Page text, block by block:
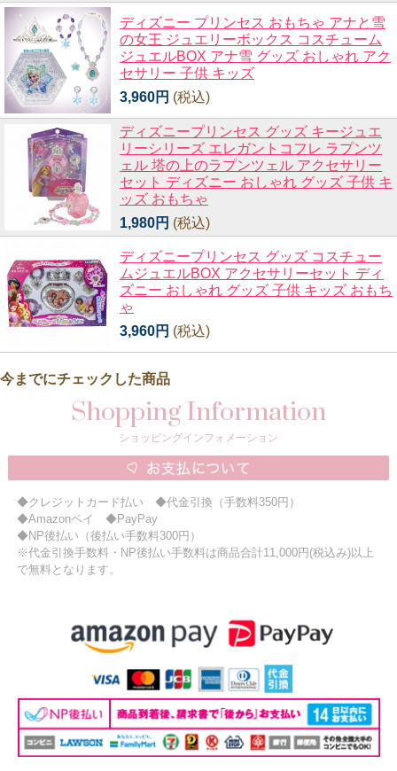
ディズニー プリンセス おもちゃ アナと雪
の女王 ジュエリーボックス コスチューム
ジュエルBOX アナ雪 グッズ おしゃれ アク
セサリー 子供 キッズ
3,960円 (税込)
ディズニープリンセス グッズ キージュエ
リーシリーズ エレガントコフレ ラプンツ
ェル 塔の上のラプンツェル アクセサリー
セット ディズニー おしゃれ グッズ 子供 キ
ッズ おもちゃ
1,980円 (税込)
ディズニープリンセス グッズ コスチュー
ムジュエルBOX アクセサリーセット ディ
ズニー おしゃれ グッズ 子供 キッズ おもち
ゃ
3,960円 (税込)
今までにチェックした商品
Shopping Information
ショッピングインフォメーション
◆クレジットカード払い ◆代金引換（手数料350円）
◆Amazonペイ ◆PayPay
◆NP後払い（後払い手数料300円）
※代金引換手数料・NP後払い手数料は商品合計11,000円(税込み)以上
で無料となります。